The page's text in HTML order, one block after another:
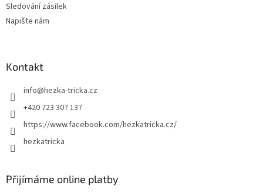
Sledování zásilek
Napište nám
Kontakt
info@hezka-tricka.cz
+420 723 307 137
https://www.facebook.com/hezkatricka.cz/
hezkatricka
Přijímáme online platby